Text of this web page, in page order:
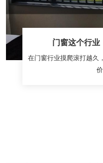
门窗这个行业
在门窗行业摸爬滚打越久